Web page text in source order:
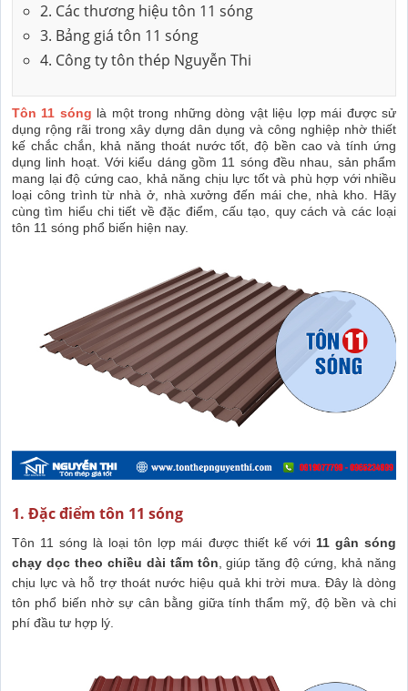
2. Các thương hiệu tôn 11 sóng
3. Bảng giá tôn 11 sóng
4. Công ty tôn thép Nguyễn Thi
Tôn 11 sóng là một trong những dòng vật liệu lợp mái được sử
dụng rộng rãi trong xây dựng dân dụng và công nghiệp nhờ thiết
kế chắc chắn, khả năng thoát nước tốt, độ bền cao và tính ứng
dụng linh hoạt. Với kiểu dáng gồm 11 sóng đều nhau, sản phẩm
mang lại độ cứng cao, khả năng chịu lực tốt và phù hợp với nhiều
loại công trình từ nhà ở, nhà xưởng đến mái che, nhà kho. Hãy
cùng tìm hiểu chi tiết về đặc điểm, cấu tạo, quy cách và các loại
tôn 11 sóng phổ biến hiện nay.
1. Đặc điểm tôn 11 sóng
Tôn 11 sóng là loại tôn lợp mái được thiết kế với 11 gân sóng
chạy dọc theo chiều dài tấm tôn , giúp tăng độ cứng, khả năng
chịu lực và hỗ trợ thoát nước hiệu quả khi trời mưa. Đây là dòng
tôn phổ biến nhờ sự cân bằng giữa tính thẩm mỹ, độ bền và chi
phí đầu tư hợp lý.